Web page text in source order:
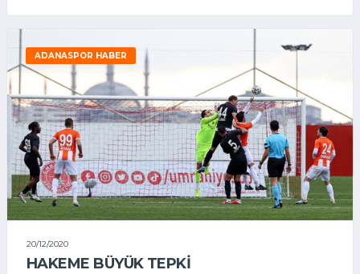
ADANASPOR HABER
20/12/2020
HAKEME BÜYÜK TEPKİ